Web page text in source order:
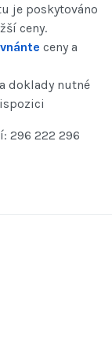
je poskytováno
ceny.
ceny a
doklady nutné
296 222 296